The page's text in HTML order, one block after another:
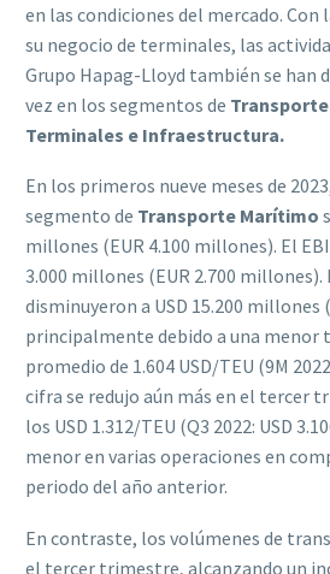
en las condiciones del mercado. Con
su negocio de terminales, las
Grupo Hapag-Lloyd también se han
vez en los segmentos de
Terminales e Infraestructura.
En los primeros nueve meses de
segmento de Transporte Marítimo
millones (EUR 4.100 millones). El
3.000 millones (EUR 2.700 millones).
disminuyeron a USD 15.200 millones
principalmente debido a una menor
promedio de 1.604 USD/TEU (9M
cifra se redujo aún más en el tercer
los USD 1.312/TEU (Q3 2022: USD
menor en varias operaciones en
periodo del año anterior.
En contraste, los volúmenes de
el tercer trimestre, alcanzando un